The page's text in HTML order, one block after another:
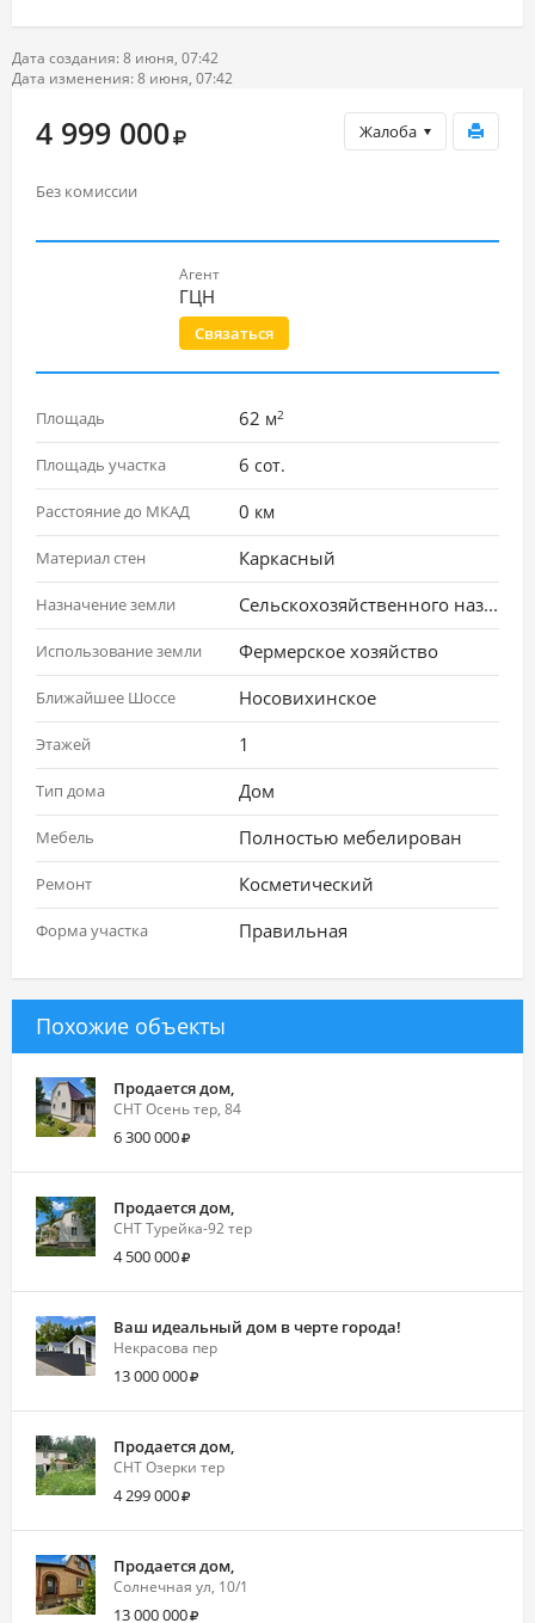
Дата создания: 8 июня, 07:42
Дата изменения: 8 июня, 07:42
Жалоба
4 999 000
Без комиссии
Агент
ГЦН
Связаться
Площадь 62 м2
Площадь участка 6 сот.
Расстояние до МКАД 0 км
Материал стен Каркасный
Назначение земли Сельскохозяйственного назначения
Использование земли Фермерское хозяйство
Ближайшее Шоссе Носовихинское
Этажей 1
Тип дома Дом
Мебель Полностью мебелирован
Ремонт Косметический
Форма участка Правильная
Похожие объекты
Продается дом,
СНТ Осень тер, 84
6 300 000
Продается дом,
СНТ Турейка-92 тер
4 500 000
Ваш идеальный дом в черте города!
Некрасова пер
13 000 000
Продается дом,
СНТ Озерки тер
4 299 000
Продается дом,
Солнечная ул, 10/1
13 000 000